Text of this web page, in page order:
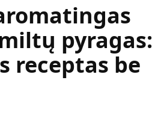
Kulinarija
Gyvenimo būdas
Vasaros mada
pyragas:
receptas be